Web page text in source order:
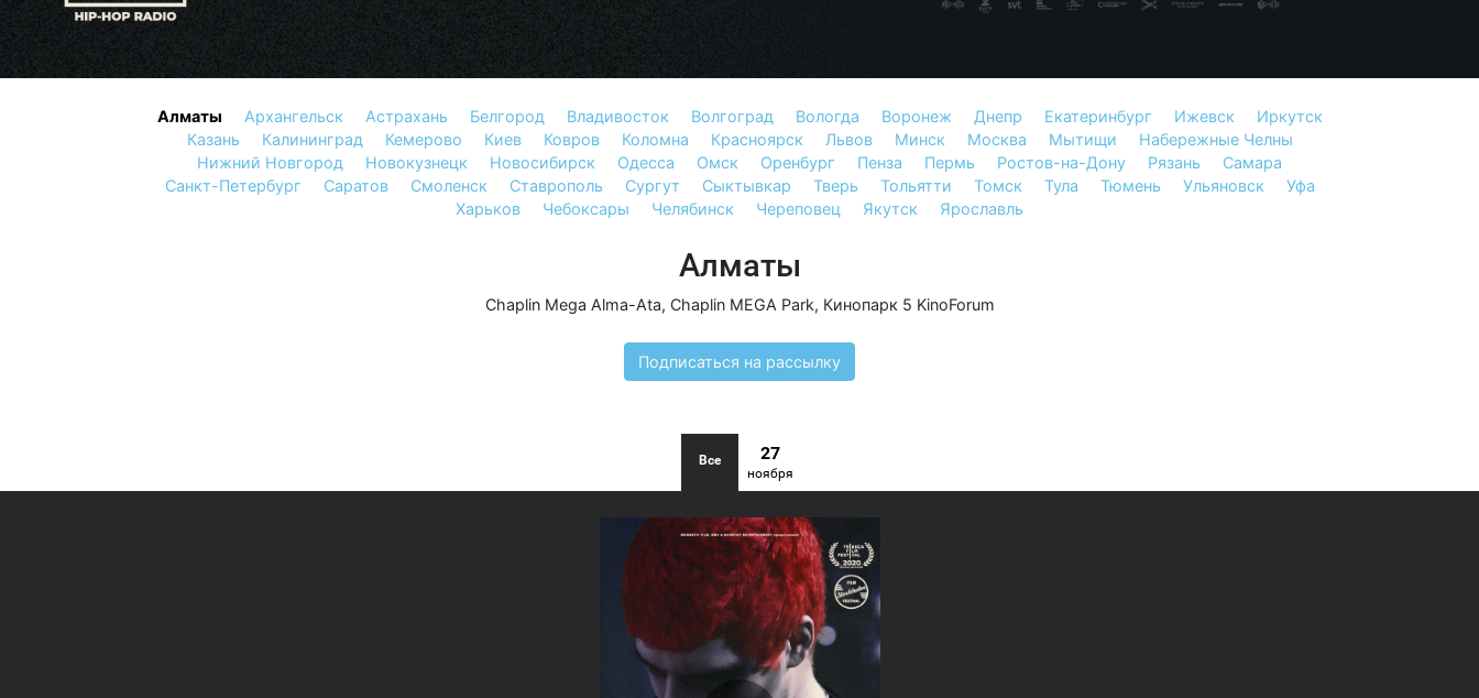
Алматы Архангельск Астрахань Белгород Владивосток Волгоград Вологда Воронеж Днепр Екатеринбург Ижевск
Иркутск
Казань
Калининград Кемерово Киев Ковров Коломна Красноярск Львов Минск Москва Мытищи
Набережные Челны
Нижний Новгород
Новокузнецк Новосибирск Одесса Омск Оренбург Пенза Пермь Ростов-на-Дону Рязань
Самара
Санкт-Петербург
Саратов Смоленск Ставрополь Сургут Сыктывкар Тверь Тольятти Томск Тула Тюмень Ульяновск
Уфа
Харьков
Чебоксары Челябинск Череповец Якутск Ярославль
Алматы
Chaplin Mega Alma-Ata, Chaplin MEGA Park, Кинопарк 5 KinoForum
Подписаться на рассылку
Все 27
ноября